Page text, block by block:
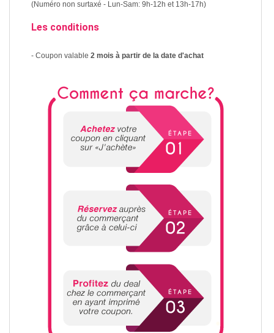
(Numéro non surtaxé - Lun-Sam: 9h-12h et 13h-17h)
Les conditions
- Coupon valable 2 mois à partir de la date d'achat